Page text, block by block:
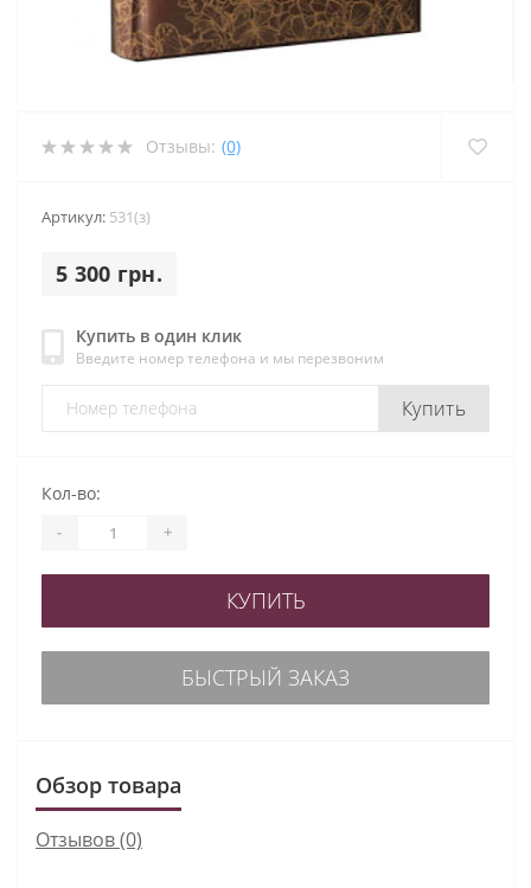
Отзывы: (0)
Артикул: 531(з)
5 300 грн.
Купить в один клик
Введите номер телефона и мы перезвоним
Купить
Кол-во:
- +
КУПИТЬ
БЫСТРЫЙ ЗАКАЗ
Обзор товара
Отзывов (0)